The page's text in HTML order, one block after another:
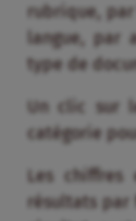
rubrique,
langue, par
type de
Un clic sur
catégorie
Les
résultats par